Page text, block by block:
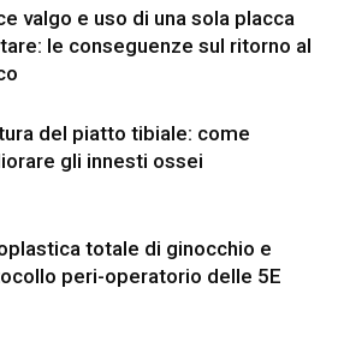
valgo e uso di una sola placca
le conseguenze sul ritorno al
del piatto tibiale: come
gli innesti ossei
totale di ginocchio e
peri-operatorio delle 5E